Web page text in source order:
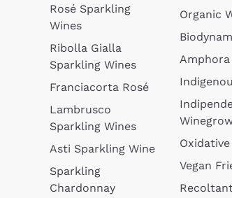
Rosé Sparkling
Wines
Ribolla Gialla
Sparkling Wines
Franciacorta Rosé
Lambrusco
Sparkling Wines
Asti Sparkling Wine
Sparkling
Chardonnay
Organic
Amphora
Vegan